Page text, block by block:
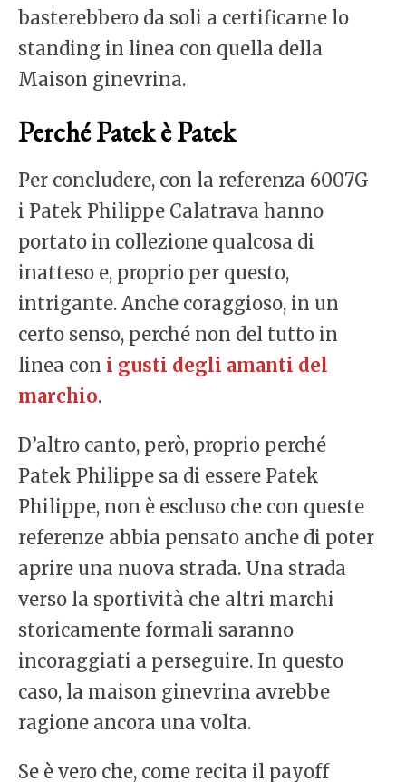
basterebbero da soli a certificarne lo
standing in linea con quella della
Maison ginevrina.
Perché Patek è Patek
Per concludere, con la referenza 6007G
i Patek Philippe Calatrava hanno
portato in collezione qualcosa di
inatteso e, proprio per questo,
intrigante. Anche coraggioso, in un
certo senso, perché non del tutto in
linea con i gusti degli amanti del
marchio.
D’altro canto, però, proprio perché
Patek Philippe sa di essere Patek
Philippe, non è escluso che con queste
referenze abbia pensato anche di poter
aprire una nuova strada. Una strada
verso la sportività che altri marchi
storicamente formali saranno
incoraggiati a perseguire. In questo
caso, la maison ginevrina avrebbe
ragione ancora una volta.
Se è vero che, come recita il payoff